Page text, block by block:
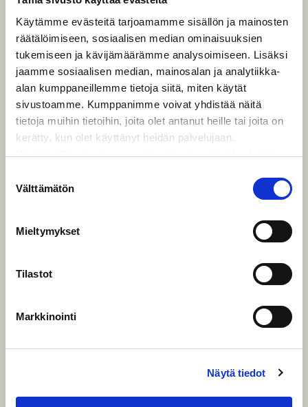
Käytämme evästeitä tarjoamamme sisällön ja mainosten
räätälöimiseen, sosiaalisen median ominaisuuksien
tukemiseen ja kävijämäärämme analysoimiseen. Lisäksi
jaamme sosiaalisen median, mainosalan ja analytiikka-
alan kumppaneillemme tietoja siitä, miten käytät
sivustoamme. Kumppanimme voivat yhdistää näitä
tietoja muihin tietoihin, joita olet antanut heille tai joita on
kerätty, kun olet käyttänyt heidän palvelujaan.
Käyttämällä sivustoamme, hyväksyt evästeiden käytön.
valinta
Välttämätön
Mieltymykset
Tilastot
Markkinointi
Näytä tiedot
Päättäkää elokuvan kuvakulma ja keskustelkaa siitä,
millainen teidän asuinpaikkanne on pohjoismaisessa
perspektiivissä – läheltä katsottuna. Puntaroikaa,
mitä tarkoittaa kuulua johonkin ja elää ja olla nuori
juuri siellä, missä olette. Miettikää, miten voitte
henkilökohtaisen suhteenne paikkaan. Lisätehtävänä
(esituotanto)